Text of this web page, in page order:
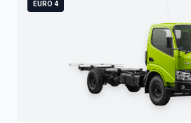
EURO 4